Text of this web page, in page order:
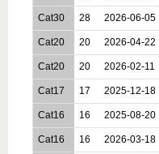
Cat30 28 2026-06-05
Cat20 20 2026-04-22
Cat20 20 2026-02-11
Cat17 17 2025-12-18
Cat16 16 2025-08-20
Cat16 16 2026-03-18